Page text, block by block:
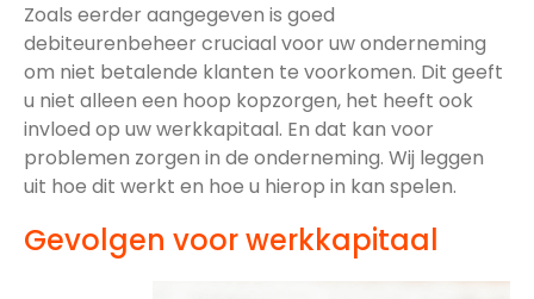
Zoals eerder aangegeven is goed
debiteurenbeheer cruciaal voor uw onderneming
om niet betalende klanten te voorkomen. Dit geeft
u niet alleen een hoop kopzorgen, het heeft ook
invloed op uw werkkapitaal. En dat kan voor
problemen zorgen in de onderneming. Wij leggen
uit hoe dit werkt en hoe u hierop in kan spelen.
Gevolgen voor werkkapitaal